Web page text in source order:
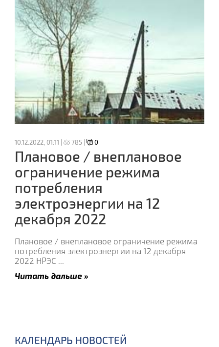
10.12.2022, 01:11 | 785 | 0
Плановое / внеплановое
ограничение режима
потребления
электроэнергии на 12
декабря 2022
Плановое / внеплановое ограничение режима
потребления электроэнергии на 12 декабря
2022 НРЭС ...
Читать дальше »
КАЛЕНДАРЬ НОВОСТЕЙ